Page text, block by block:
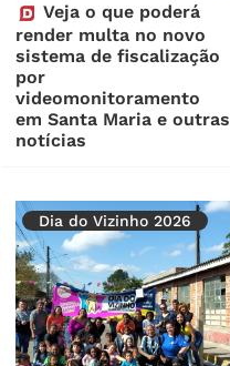
Veja o que poderá
render multa no novo
sistema de fiscalização
por
videomonitoramento
em Santa Maria e outras
notícias
Dia do Vizinho 2026